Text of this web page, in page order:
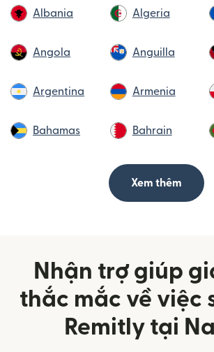
Albania Algeria
Angola Anguilla
Argentina Armenia
Bahamas Bahrain
Xem thêm
Nhận trợ giúp
thắc mắc về việc
Remitly tại